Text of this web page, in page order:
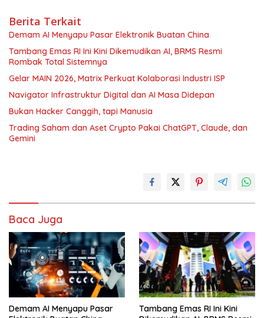
Berita Terkait
Demam AI Menyapu Pasar Elektronik Buatan China
Tambang Emas RI Ini Kini Dikemudikan AI, BRMS Resmi
Rombak Total Sistemnya
Gelar MAIN 2026, Matrix Perkuat Kolaborasi Industri ISP
Navigator Infrastruktur Digital dan AI Masa Didepan
Bukan Hacker Canggih, tapi Manusia
Trading Saham dan Aset Crypto Pakai ChatGPT, Claude, dan
Gemini
Baca Juga
Demam AI Menyapu Pasar
Tambang Emas RI Ini Kini